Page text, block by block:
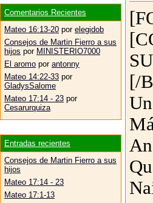
[/
Comentarios Recientes
Mateo 16:13-20 por elegidob
Consejos de Martin Fierro a sus
hijos por MINISTERIO7000
El aromo por antonny
Mateo 14:22-33 por
GladysSalome
Mateo 17:14 - 23 por
Cesarurquiza
Entradas recientes
Consejos de Martin Fierro a sus
hijos
Mateo 17:14 - 23
Mateo 17:1-13